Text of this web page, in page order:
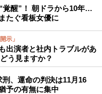
覚醒”！ 朝ドラから10年…
たぐ看板女優に
示」
出演者と社内トラブルがあ
う見ますか？
、運命の判決は11月16
予の有無に集中